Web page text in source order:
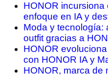
HONOR
enfoque en IA y
Moda y tecnología:
outfit gracias a
HONOR
con HONOR IA y
HONOR, marca de